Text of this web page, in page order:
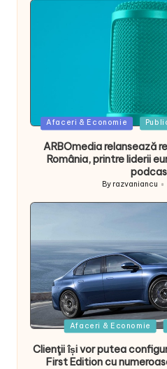
Posted
Afaceri & Economie
ARBOmedia relansează
România, printre liderii
Posted
By razvaniancu
Posted
Afaceri & Economie
Clienţii își vor putea
First Edition cu